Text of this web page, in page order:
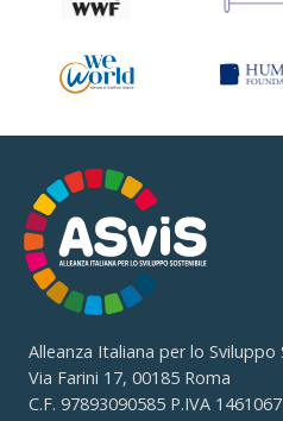
Alleanza Italiana per lo Sviluppo
Via Farini 17, 00185 Roma
C.F. 97893090585 P.IVA